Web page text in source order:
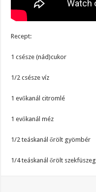
Recept:
1 csésze (nád)cukor
1/2 csésze víz
1 evőkanál citromlé
1 evőkanál méz
1/2 teáskanál őrölt gyömbér
1/4 teáskanál őrölt szekfüszeg